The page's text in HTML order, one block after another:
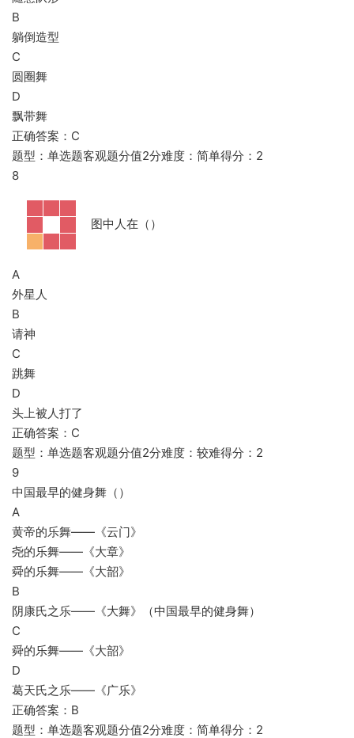
B
躺倒造型
C
圆圈舞
D
飘带舞
正确答案：C
题型：单选题客观题分值2分难度：简单得分：2
8
图中人在（）
A
外星人
B
请神
C
跳舞
D
头上被人打了
正确答案：C
题型：单选题客观题分值2分难度：较难得分：2
9
中国最早的健身舞（）
A
黄帝的乐舞——《云门》
尧的乐舞——《大章》
舜的乐舞——《大韶》
B
阴康氏之乐——《大舞》（中国最早的健身舞）
C
舜的乐舞——《大韶》
D
葛天氏之乐——《广乐》
正确答案：B
题型：单选题客观题分值2分难度：简单得分：2